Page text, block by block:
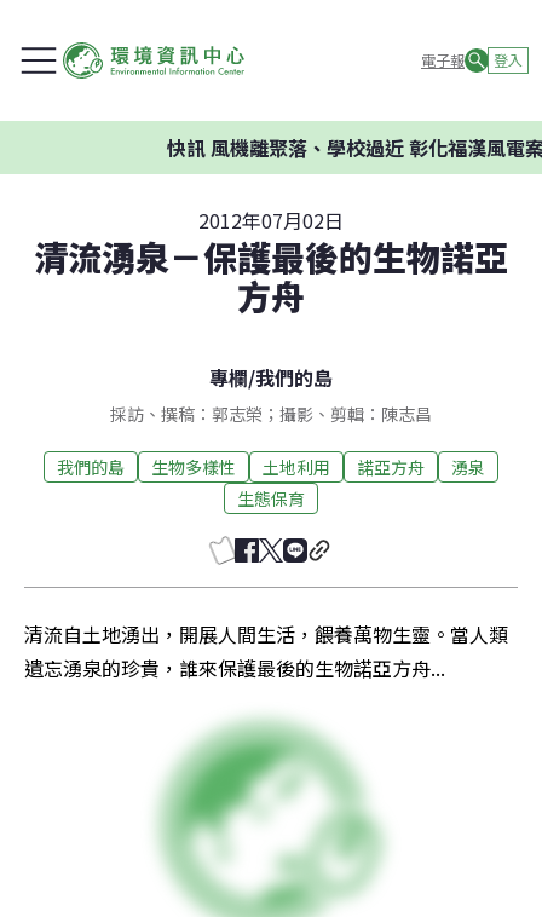
電子報 登入
快訊風機離聚落、學校過近 彰化福漢風電案
2012年07月02日
清流湧泉－保護最後的生物諾亞
方舟
專欄/我們的島
採訪、撰稿：郭志榮；攝影、剪輯：陳志昌
我們的島 生物多樣性 土地利用 諾亞方舟
湧泉
生態保育
清流自土地湧出，開展人間生活，餵養萬物生靈。當人類
遺忘湧泉的珍貴，誰來保護最後的生物諾亞方舟...